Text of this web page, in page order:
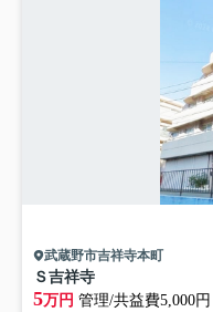
武蔵野市吉祥寺本町
Ｓ吉祥寺
5万円 管理/共益費5,000円